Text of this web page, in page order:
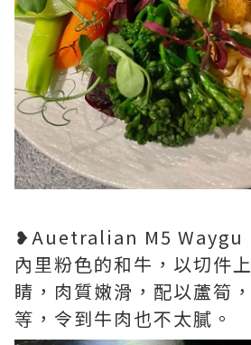
❥Auetralian M5 Waygu
內里粉色的和牛，以切件
睛，肉質嫩滑，配以蘆筍
等，令到牛肉也不太膩。